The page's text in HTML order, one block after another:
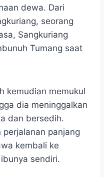
dewa. Dari
seorang
Sangkuriang
Tumang saat
kemudian memukul
dia meninggalkan
dan bersedih.
panjang
kembali ke
sendiri.